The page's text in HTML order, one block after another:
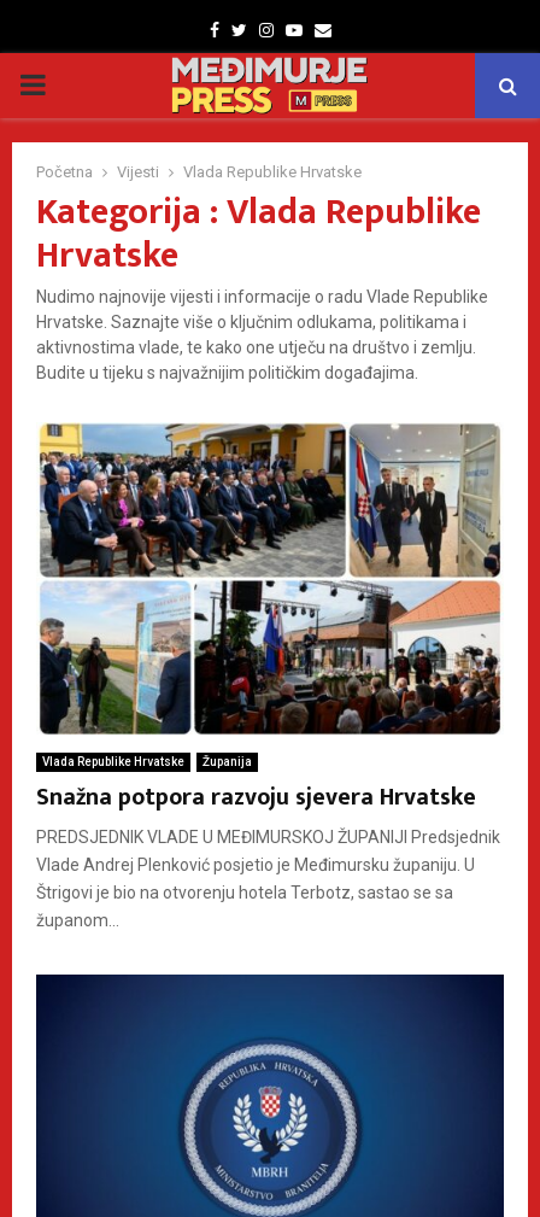
Facebook
TwitterInstagram
Youtube
Email
PRIMARY
MENU
Početna Vijesti Vlada Republike Hrvatske
Kategorija : Vlada Republike
Hrvatske
Nudimo najnovije vijesti i informacije o radu Vlade Republike
Hrvatske. Saznajte više o ključnim odlukama, politikama i
aktivnostima vlade, te kako one utječu na društvo i zemlju.
Budite u tijeku s najvažnijim političkim događajima.
Vlada Republike Hrvatske Županija
Snažna potpora razvoju sjevera Hrvatske
PREDSJEDNIK VLADE U MEĐIMURSKOJ ŽUPANIJI Predsjednik
Vlade Andrej Plenković posjetio je Međimursku županiju. U
Štrigovi je bio na otvorenju hotela Terbotz, sastao se sa
županom...